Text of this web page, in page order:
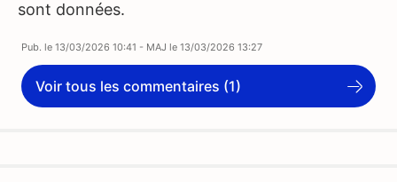
sont données.
Pub. le 13/03/2026 10:41 - MAJ le 13/03/2026 13:27
Voir tous les commentaires (1)